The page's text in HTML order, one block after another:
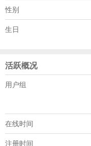
性别
生日
活跃概况
用户组
在线时间
注册时间